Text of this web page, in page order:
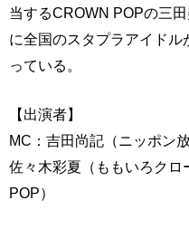
当するCROWN POPの三
に全国のスタプラアイド
っている。
【出演者】
MC：吉田尚記（ニッポン
佐々木彩夏（ももいろク
POP）